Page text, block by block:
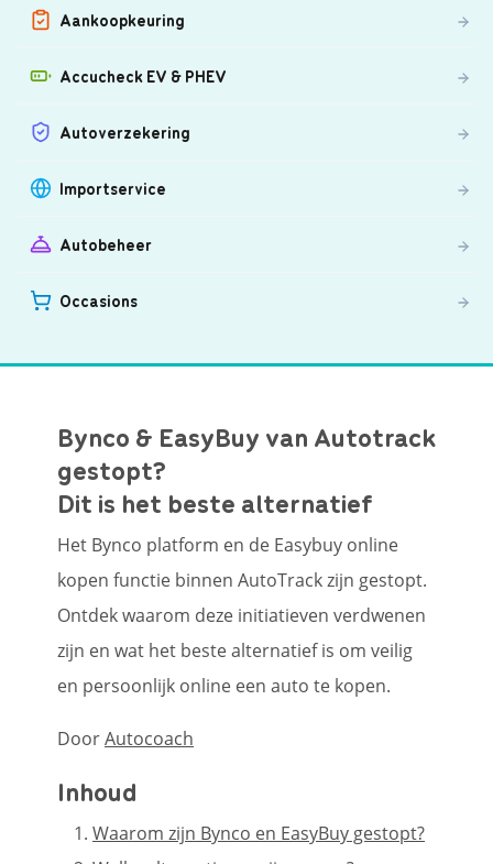
Aankoopkeuring
Accucheck EV & PHEV
Autoverzekering
Importservice
Autobeheer
Occasions
Bynco & EasyBuy van Autotrack
gestopt?
Dit is het beste alternatief
Het Bynco platform en de Easybuy online
kopen functie binnen AutoTrack zijn gestopt.
Ontdek waarom deze initiatieven verdwenen
zijn en wat het beste alternatief is om veilig
en persoonlijk online een auto te kopen.
DoorAutocoach
Inhoud
Waarom zijn Bynco en EasyBuy gestopt?